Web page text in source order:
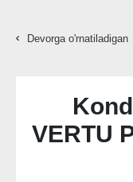
Devorga o'rnatiladigan
VERTU